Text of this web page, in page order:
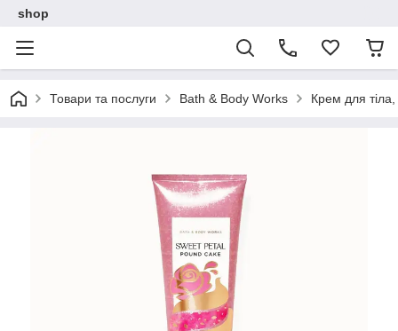
shop
Товари та послуги Bath & Body Works Крем для